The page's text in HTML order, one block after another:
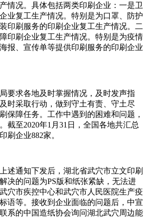
情况。具体包括两类印刷企业：一是卫
业复工生产情况。特别是为口罩、防护
印刷服务的印刷企业复工生产情况。二
印刷企业复工生产情况。特别是为疫情
报、宣传单等提供印刷服务的印刷企业
要求各地及时掌握情况，及时发声指
时采取行动，做到守土有责、守土尽
保障任务。工作中遇到的困难和问题，
截至2020年1月31日，全国各地共汇总
刷企业882家。
述通知下发后，湖北省武穴市立文印刷
决的问题为PS版和纸张紧缺，无法进
穴市疾控中心和武穴市人民医院生产疫
语等。接收到企业面临的问题后，中宣
系的中国造纸协会询问湖北武穴周边能